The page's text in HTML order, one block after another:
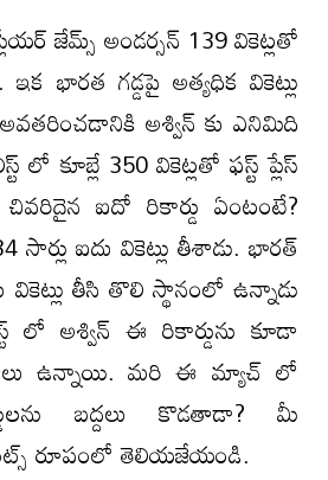
జేమ్స్ అండర్సన్ 139 వికెట్లతో
భారత గడ్డపై అత్యధిక వికెట్లు
అశ్విన్ కు ఎనిమిది
లో కూబ్లే 350 వికెట్లతో ఫస్ట్ ప్లేస్
ఐదో రికార్డు ఏంటంటే?
సార్లు ఐదు వికెట్లు తీశాడు. భారత్
వికెట్లు తీసి తొలి స్థానంలో ఉన్నాడు
లో అశ్విన్ ఈ రికార్డును కూడా
ఉన్నాయి. మరి ఈ మ్యాచ్ లో
బద్దలు కొడతాడా? మీ
రూపంలో తెలియజేయండి.